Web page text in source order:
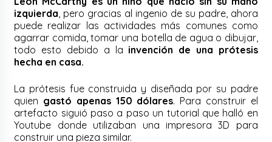
izquierda, pero gracias al ingenio de su padre, ahora
puede realizar las actividades más comunes como
agarrar comida, tomar una botella de agua o dibujar,
todo esto debido a la invención de una prótesis
hecha en casa.
La prótesis fue construida y diseñada por su padre
quien gastó apenas 150 dólares. Para construir el
artefacto siguió paso a paso un tutorial que halló en
Youtube donde utilizaban una impresora 3D para
construir una pieza similar.